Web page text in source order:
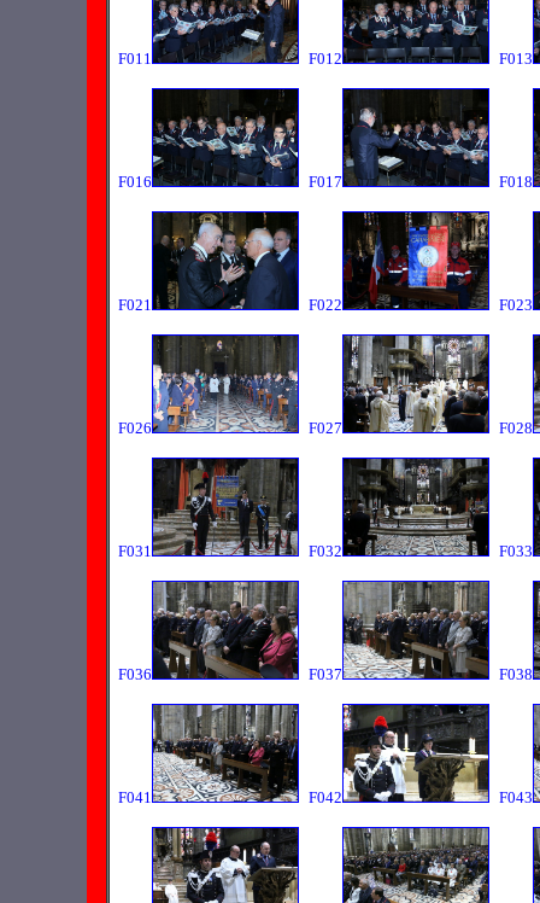
F011 F012 F013
F016 F017 F018
F021 F022 F023
F026 F027 F028
F031 F032 F033
F036 F037 F038
F041 F042 F043